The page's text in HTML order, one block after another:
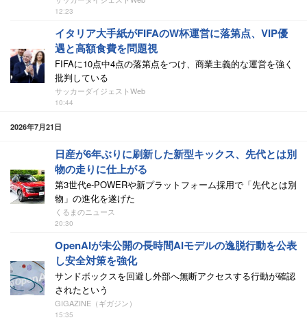
12:23
イタリア大手紙がFIFAのW杯運営に落第点、VIP優
遇と高額食費を問題視
FIFAに10点中4点の落第点をつけ、商業主義的な運営を強く
批判している
サッカーダイジェストWeb
10:44
2026年7月21日
日産が6年ぶりに刷新した新型キックス、先代とは別
物の走りに仕上がる
第3世代e-POWERや新プラットフォーム採用で「先代とは別
物」の進化を遂げた
くるまのニュース
20:30
OpenAIが未公開の長時間AIモデルの逸脱行動を公表
し安全対策を強化
サンドボックスを回避し外部へ無断アクセスする行動が確認
されたという
GIGAZINE（ギガジン）
15:35